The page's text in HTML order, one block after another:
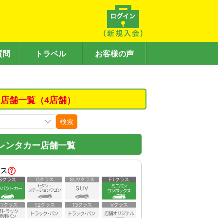
問 トラベル お客様の声
舗一覧（4店舗）
検索
ンタカー店舗一覧